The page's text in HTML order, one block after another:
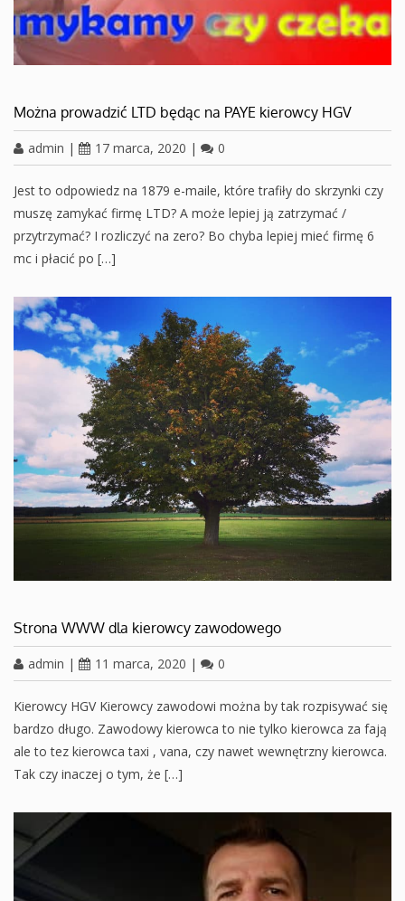
Można prowadzić LTD będąc na PAYE kierowcy HGV
admin | 17 marca, 2020 | 0
Jest to odpowiedz na 1879 e-maile, które trafiły do skrzynki czy
muszę zamykać firmę LTD? A może lepiej ją zatrzymać /
przytrzymać? I rozliczyć na zero? Bo chyba lepiej mieć firmę 6
mc i płacić po […]
Strona WWW dla kierowcy zawodowego
admin | 11 marca, 2020 | 0
Kierowcy HGV Kierowcy zawodowi można by tak rozpisywać się
bardzo długo. Zawodowy kierowca to nie tylko kierowca za fają
ale to tez kierowca taxi , vana, czy nawet wewnętrzny kierowca.
Tak czy inaczej o tym, że […]